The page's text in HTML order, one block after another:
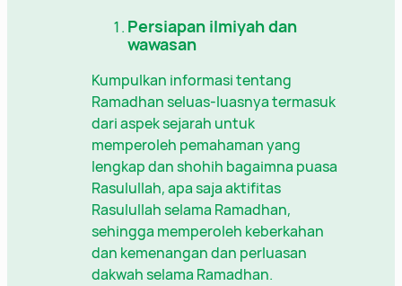
Persiapan ilmiyah dan
wawasan
Kumpulkan informasi tentang
Ramadhan seluas-luasnya termasuk
dari aspek sejarah untuk
memperoleh pemahaman yang
lengkap dan shohih bagaimna puasa
Rasulullah, apa saja aktifitas
Rasulullah selama Ramadhan,
sehingga memperoleh keberkahan
dan kemenangan dan perluasan
dakwah selama Ramadhan.